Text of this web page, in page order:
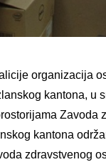
organizacija
kantona, u
Zavoda
kantona
zdravstvenog